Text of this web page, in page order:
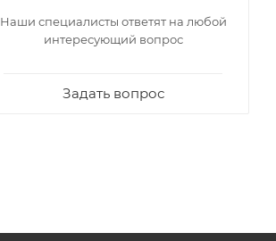
Наши специалисты ответят на любой
интересующий вопрос
Задать вопрос